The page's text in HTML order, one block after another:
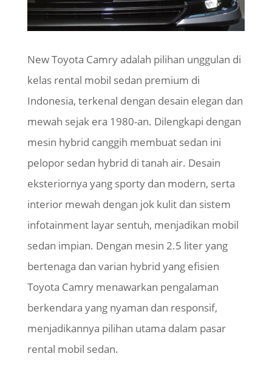
New Toyota Camry adalah pilihan unggulan di
kelas rental mobil sedan premium di
Indonesia, terkenal dengan desain elegan dan
mewah sejak era 1980-an. Dilengkapi dengan
mesin hybrid canggih membuat sedan ini
pelopor sedan hybrid di tanah air. Desain
eksteriornya yang sporty dan modern, serta
interior mewah dengan jok kulit dan sistem
infotainment layar sentuh, menjadikan mobil
sedan impian. Dengan mesin 2.5 liter yang
bertenaga dan varian hybrid yang efisien
Toyota Camry menawarkan pengalaman
berkendara yang nyaman dan responsif,
menjadikannya pilihan utama dalam pasar
rental mobil sedan.